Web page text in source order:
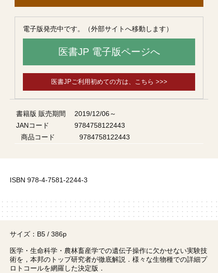
電子版発売中です。（外部サイトへ移動します）
医書JP 電子版ページへ
医書JPご利用初めての方は、こちら >>>
書籍版 販売期間
2019/12/06～
JANコード
9784758122443
商品コード
9784758122443
ISBN 978-4-7581-2244-3
サイズ：B5 / 386p
医学・生命科学・農林畜産学での遺伝子操作に欠かせない実験技
術を，本邦のトップ研究者が徹底解説．様々な生物種での詳細プ
ロトコールを網羅した決定版．